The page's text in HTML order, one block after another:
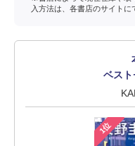
入方法は、各書店のサイトに
ベス
1位